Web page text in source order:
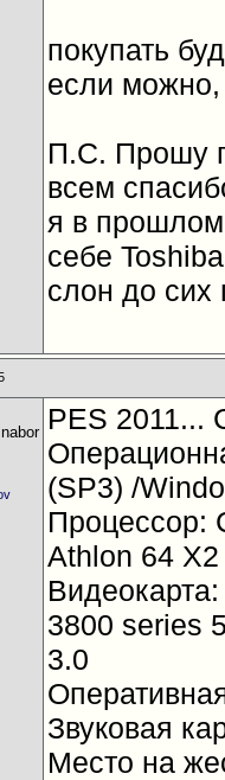
покупать
если можно,
П.С. Прошу
всем
я в прошлом
себе
слон до сих
PES 2011...
(SP3) /
Процессор:
Athlon 64
3800 series
3.0
Звуковая
Место на